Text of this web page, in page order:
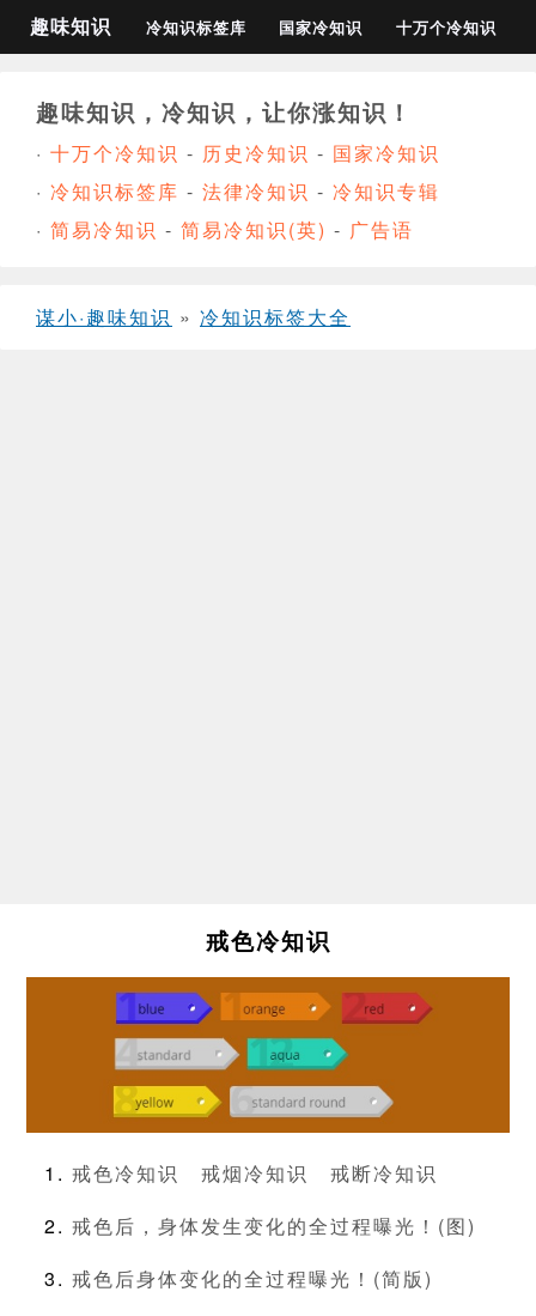
趣味知识 冷知识标签库 国家冷知识 十万个冷知识
趣味知识，冷知识，让你涨知识！
· 十万个冷知识 - 历史冷知识 - 国家冷知识
· 冷知识标签库 - 法律冷知识 - 冷知识专辑
· 简易冷知识 - 简易冷知识(英) - 广告语
谋小·趣味知识 » 冷知识标签大全
戒色冷知识
戒色冷知识 戒烟冷知识
戒断冷知识
戒色后，身体发生变化的全过程曝光！(图)
戒色后身体变化的全过程曝光！(简版)